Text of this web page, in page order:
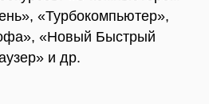
«Новый Быстрый
и др.